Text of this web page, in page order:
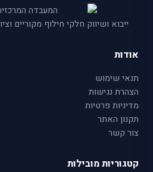
ייבוא ושיווק חלקי חילוף מקוריים
אודות
תנאי שימוש
הצהרת נגישות
מדיניות פרטיות
תקנון האתר
צור קשר
קטגוריות מובילות